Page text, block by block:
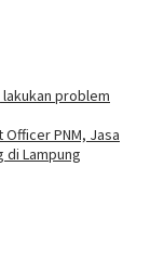
problem
PNM, Jasa
di Lampung